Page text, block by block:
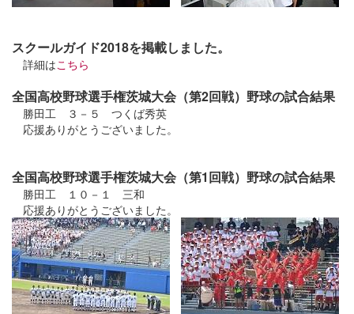
スクールガイド2018を掲載しました。
詳細はこちら
全国高校野球選手権茨城大会（第2回戦）野球の試合結果
勝田工 ３－５ つくば秀英
応援ありがとうございました。
全国高校野球選手権茨城大会（第1回戦）野球の試合結果
勝田工 １０－１ 三和
応援ありがとうございました。